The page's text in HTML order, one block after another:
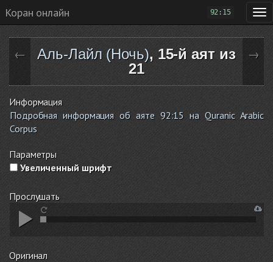
Коран онлайн 92:15
← Аль-Лайл (Ночь), 15-й аят из
21
→
Информация
Подробная информация об аяте 92:15 на Quranic Arabic
Corpus
Параметры
Увеличенный шрифт
Прослушать
Оригинал